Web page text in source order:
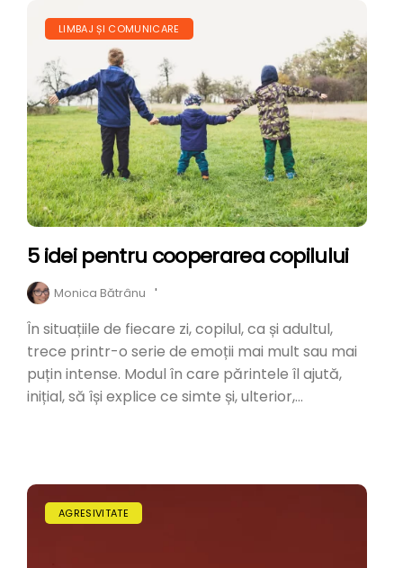
LIMBAJ ȘI COMUNICARE
5 idei pentru cooperarea copilului
'
Monica Bătrânu
În situațiile de fiecare zi, copilul, ca și adultul,
trece printr-o serie de emoții mai mult sau mai
puțin intense. Modul în care părintele îl ajută,
inițial, să își explice ce simte și, ulterior,...
AGRESIVITATE